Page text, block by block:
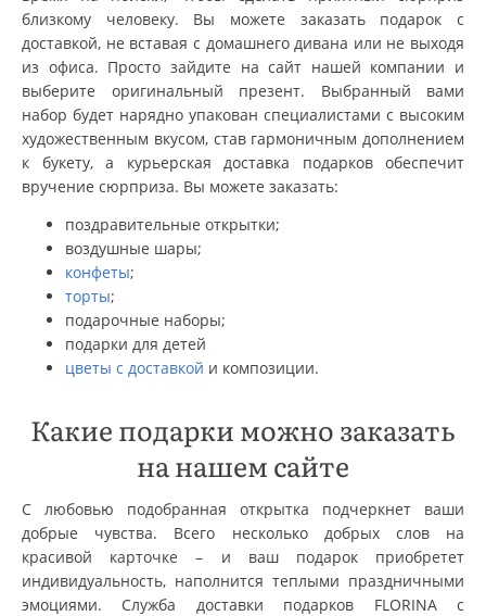
близкому человеку. Вы можете заказать подарок с
доставкой, не вставая с домашнего дивана или не выходя
из офиса. Просто зайдите на сайт нашей компании и
выберите оригинальный презент. Выбранный вами
набор будет нарядно упакован специалистами с высоким
художественным вкусом, став гармоничным дополнением
к букету, а курьерская доставка подарков обеспечит
вручение сюрприза. Вы можете заказать:
поздравительные открытки;
воздушные шары;
конфеты;
торты;
подарочные наборы;
подарки для детей
цветы с доставкой и композиции.
Какие подарки можно заказать
на нашем сайте
С любовью подобранная открытка подчеркнет ваши
добрые чувства. Всего несколько добрых слов на
красивой карточке – и ваш подарок приобретет
индивидуальность, наполнится теплыми праздничными
эмоциями. Служба доставки подарков FLORINA с